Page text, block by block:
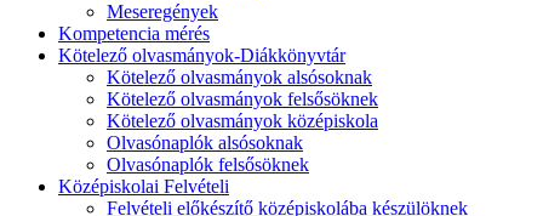
Meseregények
Kompetencia mérés
Kötelező olvasmányok-Diákkönyvtár
Kötelező olvasmányok alsósoknak
Kötelező olvasmányok felsősöknek
Kötelező olvasmányok középiskola
Olvasónaplók alsósoknak
Olvasónaplók felsősöknek
Középiskolai Felvételi
Felvételi előkészítő középiskolába készülöknek